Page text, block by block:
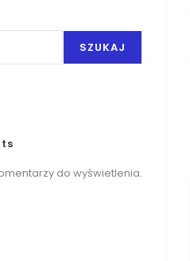
SZUKAJ
do wyświetlenia.